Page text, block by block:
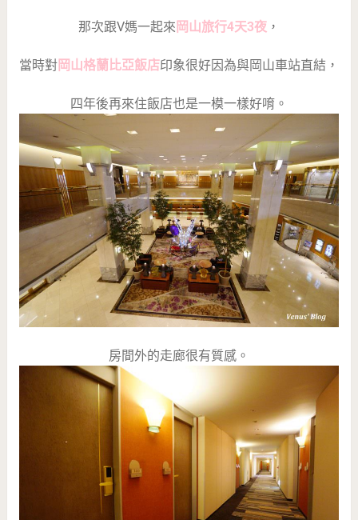
那次跟V媽一起來 岡山旅行4天3夜，
當時對岡山格蘭比亞飯店印象很好因為與岡山車站直結，
四年後再來住飯店也是一模一樣好唷。
房間外的走廊很有質感。